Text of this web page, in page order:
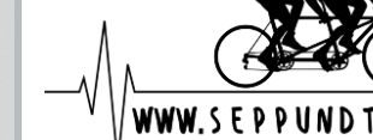
Ausrüstung
Menü
öffnen
Videos
facebookinstagram
strava